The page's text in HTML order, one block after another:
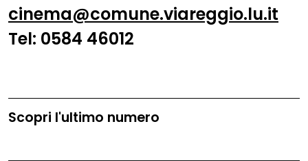
cinema@comune.viareggio.lu.it
Tel: 0584 46012
Scopri l'ultimo numero